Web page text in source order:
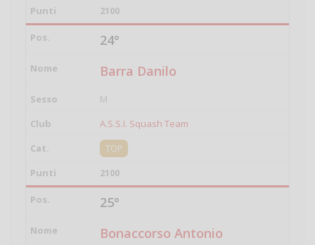
2100
24°
Barra Danilo
M
A.S.S.I. Squash Team
TOP
2100
25°
Bonaccorso Antonio